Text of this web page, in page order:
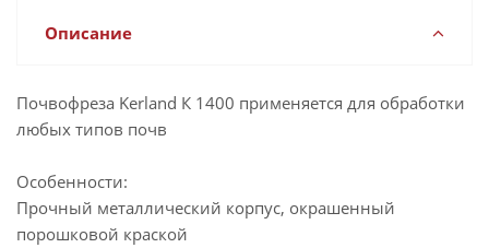
Описание
Почвофреза Kerland К 1400 применяется для обработки
любых типов почв
Особенности:
Прочный металлический корпус, окрашенный
порошковой краской